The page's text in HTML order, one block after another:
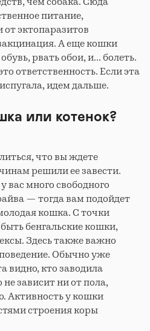
питание,
от эктопаразитов
А еще кошки
рвать обои, и... болеть.
ответственность. Если эта
идем дальше.
или котенок?
что вы ждете
решили ее завести.
вас много свободного
— тогда вам подойдет
кошка. С точки
бенгальские кошки,
Здесь также важно
Обычно уже
видно, кто заводила
зависит ни от пола,
Активность у кошки
строения коры